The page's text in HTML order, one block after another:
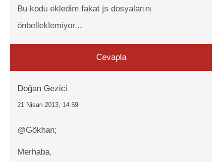
Bu kodu ekledim fakat js dosyalarını
önbelleklemiyor...
Cevapla
Doğan Gezici
21 Nisan 2013, 14:59
@Gökhan;
Merhaba,